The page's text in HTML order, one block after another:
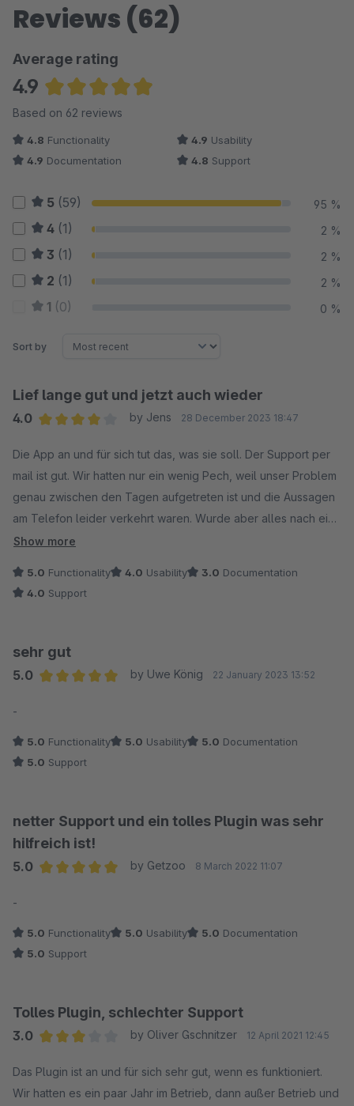
Reviews (62)
Average rating
4.9
Average rating of 4.88 out of 5 stars
Based on 62 reviews
4.8 Functionality 4.9 Usability
4.9 Documentation 4.8 Support
5 (59) 95 %
4 (1) 2 %
3 (1) 2 %
2 (1) 2 %
1 (0) 0 %
Sort by
Lief lange gut und jetzt auch wieder
4.0
by Jens 28 December 2023 18:47
Die App an und für sich tut das, was sie soll. Der Support per
mail ist gut. Wir hatten nur ein wenig Pech, weil unser Problem
genau zwischen den Tagen aufgetreten ist und die Aussagen
am Telefon leider verkehrt waren. Wurde aber alles nach ein
paar Tagen gelöst und läuft nun wieder ohne
Show more
5.0 Functionality 4.0 Usability 3.0 Documentation
4.0 Support
sehr gut
5.0
by Uwe König 22 January 2023 13:52
-
5.0 Functionality 5.0 Usability 5.0 Documentation
5.0 Support
netter Support und ein tolles Plugin was sehr
hilfreich ist!
5.0
by Getzoo 8 March 2022 11:07
-
5.0 Functionality 5.0 Usability 5.0 Documentation
5.0 Support
Tolles Plugin, schlechter Support
3.0
by Oliver Gschnitzer 12 April 2021 12:45
Das Plugin ist an und für sich sehr gut, wenn es funktioniert.
Wir hatten es ein paar Jahr im Betrieb, dann außer Betrieb und